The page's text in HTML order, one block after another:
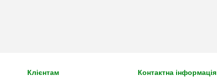
Клієнтам Контактна інформація